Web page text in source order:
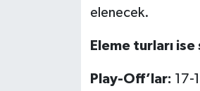
elenecek.
Eleme turları
Play-Off’lar: 17-